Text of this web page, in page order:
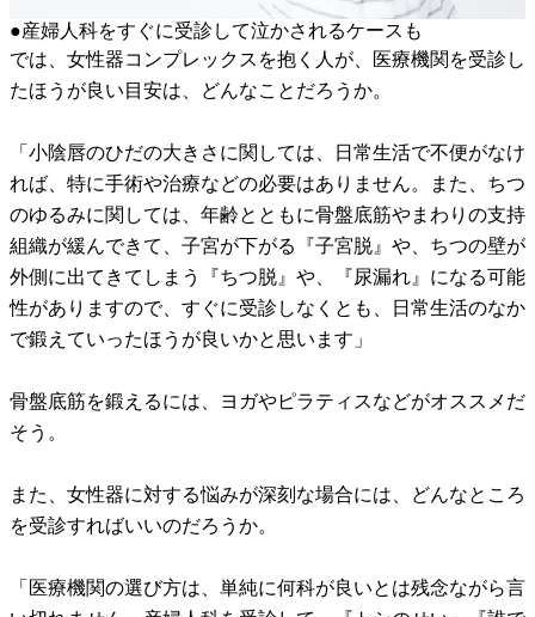
●産婦人科をすぐに受診して泣かされるケースも
では、女性器コンプレックスを抱く人が、医療機関を受診し
たほうが良い目安は、どんなことだろうか。
「小陰唇のひだの大きさに関しては、日常生活で不便がなけ
れば、特に手術や治療などの必要はありません。また、ちつ
のゆるみに関しては、年齢とともに骨盤底筋やまわりの支持
組織が緩んできて、子宮が下がる『子宮脱』や、ちつの壁が
外側に出てきてしまう『ちつ脱』や、『尿漏れ』になる可能
性がありますので、すぐに受診しなくとも、日常生活のなか
で鍛えていったほうが良いかと思います」
骨盤底筋を鍛えるには、ヨガやピラティスなどがオススメだ
そう。
また、女性器に対する悩みが深刻な場合には、どんなところ
を受診すればいいのだろうか。
「医療機関の選び方は、単純に何科が良いとは残念ながら言